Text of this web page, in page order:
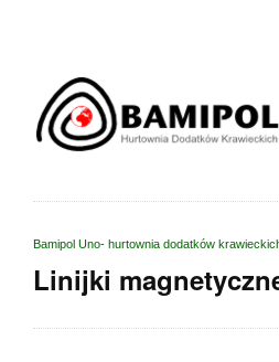
Bamipol Uno- hurtownia dodatków
Linijki